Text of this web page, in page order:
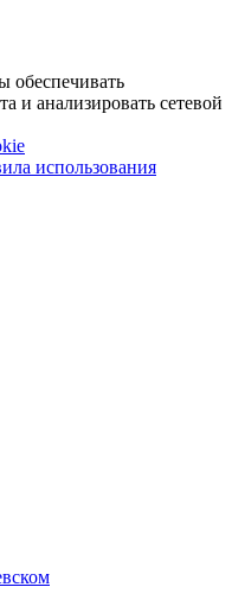
обеспечивать
и анализировать сетевой
использования